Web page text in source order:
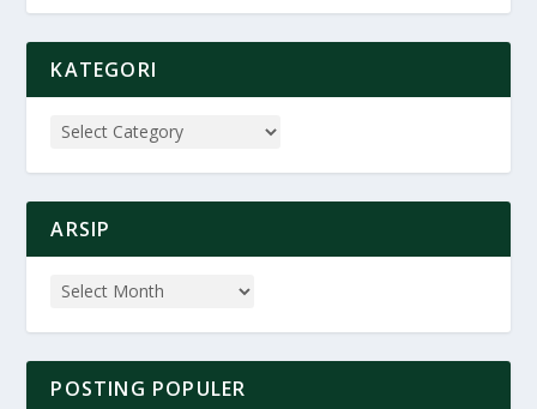
KATEGORI
ARSIP
POSTING POPULER